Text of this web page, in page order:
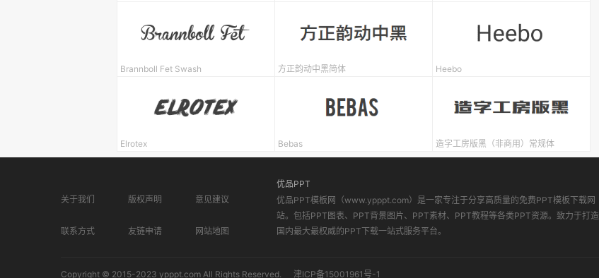
Brannboll Fet Swash 方正韵动中黑简体 Heebo
Elrotex Bebas 造字工房版黑（非商用）常规体
关于我们 版权声明 意见建议
联系方式 友链申请 网站地图
优品PPT
优品PPT模板网（www.ypppt.com）是一家专注于分享高质量的免费PPT模板下载网
站。包括PPT图表、PPT背景图片、PPT素材、PPT教程等各类PPT资源。致力于打造
国内最大最权威的PPT下载一站式服务平台。
Copyright © 2015-2023 ypppt.com All Rights Reserved. 津ICP备15001961号-1